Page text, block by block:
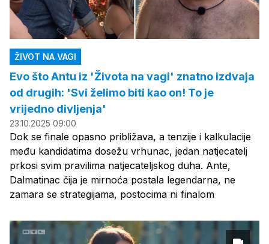
ŽIVOT NA VAGI
Evo što Antu iz 'Života na vagi' znatno izdvaja
od drugih: 'Svi želimo biti kao on! To je
vrijedno divljenja'
23.10.2025 09:00
Dok se finale opasno približava, a tenzije i kalkulacije
među kandidatima dosežu vrhunac, jedan natjecatelj
prkosi svim pravilima natjecateljskog duha. Ante,
Dalmatinac čija je mirnoća postala legendarna, ne
zamara se strategijama, postocima ni finalom